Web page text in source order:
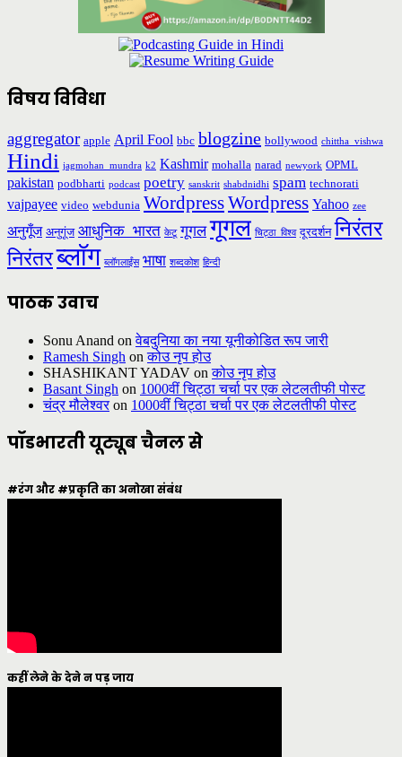
विषय विविधा
aggregator apple April Fool bbc blogzine bollywood chittha_vishwa
Hindi jagmohan_mundra k2 Kashmir mohalla narad newyork OPML
pakistan podbharti podcast poetry sanskrit shabdnidhi spam technorati
vajpayee video webdunia WordpressWordpress Yahoo zee
अनुगूँज अनुगूंज आधुनिक_भारत केटू गूगल गूगल चिट्ठा_विश्व दूरदर्शन निरंतर
निरंतरब्लॉग ब्लॉगलाईंस भाषा शब्दकोश हिन्दी
पाठक उवाच
Sonu Anand onवेबदुनिया का नया यूनीकोडित रूप जारी
Ramesh Singh onकोउ नृप होउ
SHASHIKANT YADAV onकोउ नृप होउ
Basant Singh on 1000वीं चिट्ठा चर्चा पर एक लेटलतीफी पोस्ट
चंद्र मौलेश्वरon 1000वीं चिट्ठा चर्चा पर एक लेटलतीफी पोस्ट
पॉडभारती यूट्यूब चैनल से
#रंग और #प्रकृति का अनोखा संबंध
कहीं लेने के देने न पड़ जाय